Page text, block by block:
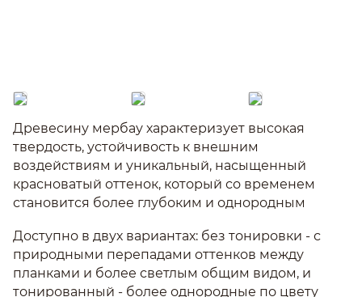
Древесину мербау характеризует высокая
твердость, устойчивость к внешним
воздействиям и уникальный, насыщенный
красноватый оттенок, который со временем
становится более глубоким и однородным
Доступно в двух вариантах: без тонировки - с
природными перепадами оттенков между
планками и более светлым общим видом, и
тонированный - более однородные по цвету